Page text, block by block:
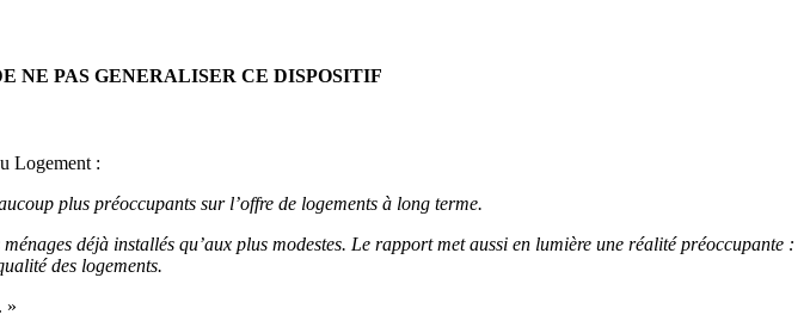
NE PAS GENERALISER CE DISPOSITIF
Logement :
plus préoccupants sur l’offre de logements à long terme.
déjà installés qu’aux plus modestes. Le rapport met aussi en lumière une réalité préoccupante :
des logements.
»